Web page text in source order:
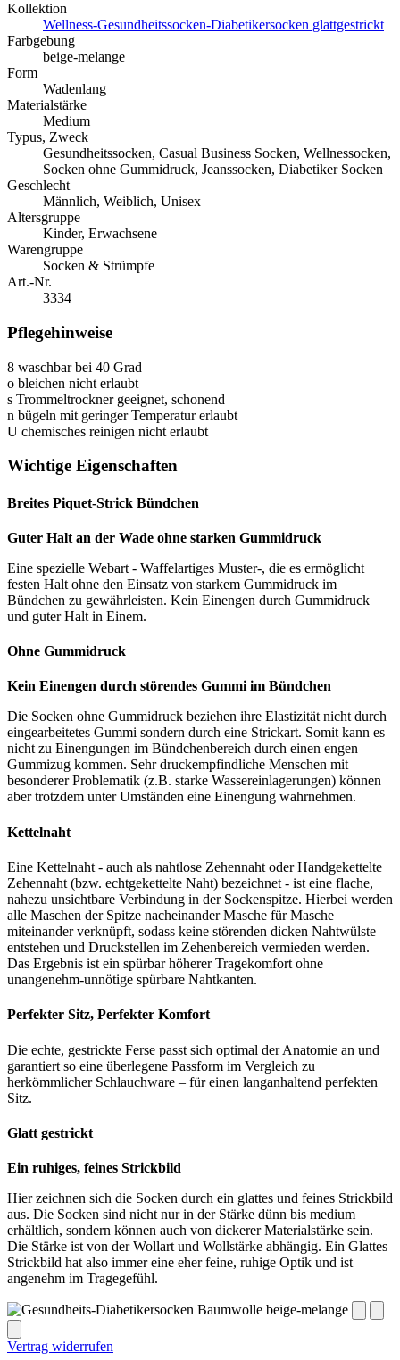
Kollektion
Wellness-Gesundheitssocken-Diabetikersocken glattgestrickt
Farbgebung
beige-melange
Form
Wadenlang
Materialstärke
Medium
Typus, Zweck
Gesundheitssocken, Casual Business Socken, Wellnessocken,
Socken ohne Gummidruck, Jeanssocken, Diabetiker Socken
Geschlecht
Männlich, Weiblich, Unisex
Altersgruppe
Kinder, Erwachsene
Warengruppe
Socken & Strümpfe
Art.-Nr.
3334
Pflegehinweise
8 waschbar bei 40 Grad
o bleichen nicht erlaubt
s Trommeltrockner geeignet, schonend
n bügeln mit geringer Temperatur erlaubt
U chemisches reinigen nicht erlaubt
Wichtige Eigenschaften
Breites Piquet-Strick Bündchen
Guter Halt an der Wade ohne starken Gummidruck
Eine spezielle Webart - Waffelartiges Muster-, die es ermöglicht
festen Halt ohne den Einsatz von starkem Gummidruck im
Bündchen zu gewährleisten. Kein Einengen durch Gummidruck
und guter Halt in Einem.
Ohne Gummidruck
Kein Einengen durch störendes Gummi im Bündchen
Die Socken ohne Gummidruck beziehen ihre Elastizität nicht durch
eingearbeitetes Gummi sondern durch eine Strickart. Somit kann es
nicht zu Einengungen im Bündchenbereich durch einen engen
Gummizug kommen. Sehr druckempfindliche Menschen mit
besonderer Problematik (z.B. starke Wassereinlagerungen) können
aber trotzdem unter Umständen eine Einengung wahrnehmen.
Kettelnaht
Eine Kettelnaht - auch als nahtlose Zehennaht oder Handgekettelte
Zehennaht (bzw. echtgekettelte Naht) bezeichnet - ist eine flache,
nahezu unsichtbare Verbindung in der Sockenspitze. Hierbei werden
alle Maschen der Spitze nacheinander Masche für Masche
miteinander verknüpft, sodass keine störenden dicken Nahtwülste
entstehen und Druckstellen im Zehenbereich vermieden werden.
Das Ergebnis ist ein spürbar höherer Tragekomfort ohne
unangenehm-unnötige spürbare Nahtkanten.
Perfekter Sitz, Perfekter Komfort
Die echte, gestrickte Ferse passt sich optimal der Anatomie an und
garantiert so eine überlegene Passform im Vergleich zu
herkömmlicher Schlauchware – für einen langanhaltend perfekten
Sitz.
Glatt gestrickt
Ein ruhiges, feines Strickbild
Hier zeichnen sich die Socken durch ein glattes und feines Strickbild
aus. Die Socken sind nicht nur in der Stärke dünn bis medium
erhältlich, sondern können auch von dickerer Materialstärke sein.
Die Stärke ist von der Wollart und Wollstärke abhängig. Ein Glattes
Strickbild hat also immer eine eher feine, ruhige Optik und ist
angenehm im Tragegefühl.
Vertrag widerrufen